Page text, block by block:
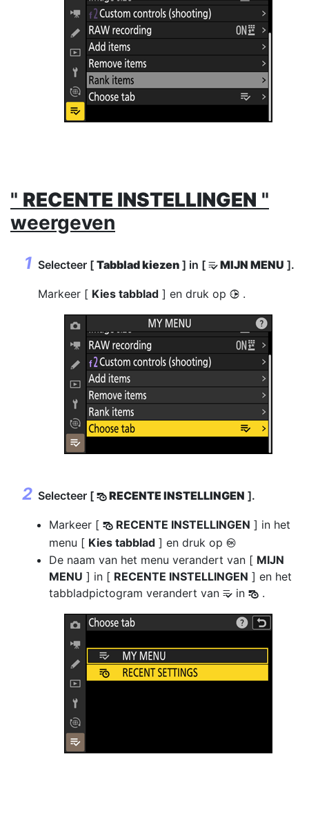
" RECENTE INSTELLINGEN "
weergeven
Selecteer [ Tabblad kiezen ] in [ OMIJN MENU ].
Markeer [ Kies tabblad ] en druk op 2 .
Selecteer [ mRECENTE INSTELLINGEN ].
Markeer [ m RECENTE INSTELLINGEN ] in het
menu [ Kies tabblad ] en druk op J
De naam van het menu verandert van [ MIJN
MENU ] in [ RECENTE INSTELLINGEN ] en het
tabbladpictogram verandert van O in m .